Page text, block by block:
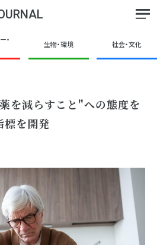
・
生物・環境 社会・文化
を減らすこと"への態度を
標を開発